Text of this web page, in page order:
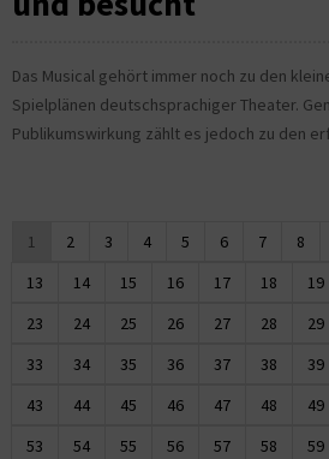
Das Musical gehört immer noch zu den
Spielplänen deutschsprachiger Theater.
Publikumswirkung zählt es jedoch zu den
1 2 3 4 5 6 7 8
13
14 15 16 17 18 19
23
24 25 26 27 28 29
33
34 35 36 37 38 39
43
44 45 46 47 48 49
53
54 55 56 57 58 59